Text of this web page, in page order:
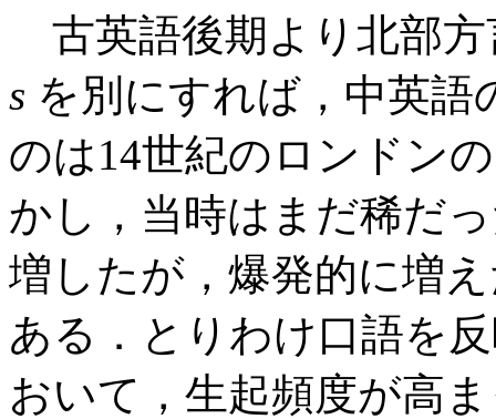
古英語後期より北部方
s を別にすれば，中英語
のは14世紀のロンドン
かし，当時はまだ稀だ
増したが，爆発的に増
ある．とりわけ口語を
おいて，生起頻度が高